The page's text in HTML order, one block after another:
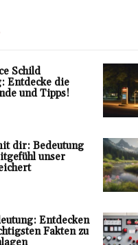
Schild
Entdecke die
und Tipps!
dir: Bedeutung
unser
Entdecken
Fakten zu